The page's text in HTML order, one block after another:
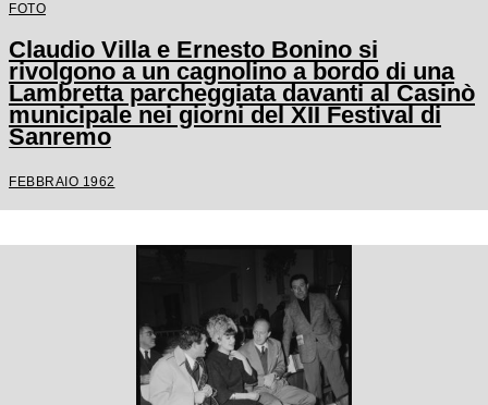
FOTO
Claudio Villa e Ernesto Bonino si
rivolgono a un cagnolino a bordo di una
Lambretta parcheggiata davanti al Casinò
municipale nei giorni del XII Festival di
Sanremo
FEBBRAIO 1962